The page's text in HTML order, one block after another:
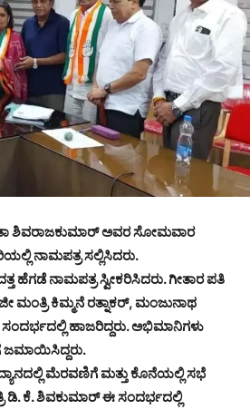
ಶಿವರಾಜಕುಮಾರ್ ಅವರ ಸೋಮವಾರ
ನಾಮಪತ್ರ ಸಲ್ಲಿಸಿದರು.
ಹೆಗಡೆ ನಾಮಪತ್ರ ಸ್ವೀಕರಿಸಿದರು. ಗೀತಾರ ಪತಿ
ಮಂತ್ರಿ ಕಿಮ್ಮನೆ ರತ್ನಾಕರ್, ಮಂಜುನಾಥ
ಹಾಜರಿದ್ದರು. ಅಭಿಮಾನಿಗಳು
ಜಮಾಯಿಸಿದ್ದರು.
ಮೆರವಣಿಗೆ ಮತ್ತು ಕೊನೆಯಲ್ಲಿ ಸಭೆ
ಕೆ. ಶಿವಕುಮಾರ್ ಈ ಸಂದರ್ಭದಲ್ಲಿ